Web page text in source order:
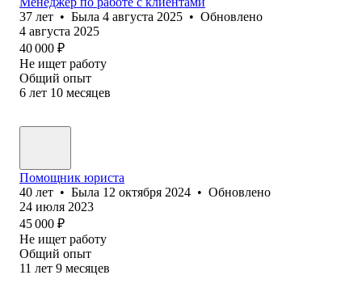
37 лет • Была 4 августа 2025 • Обновлено
4 августа 2025
40 000 ₽
Не ищет работу
Общий опыт
6 лет 10 месяцев
Помощник юриста
40 лет • Была 12 октября 2024 • Обновлено
24 июля 2023
45 000 ₽
Не ищет работу
Общий опыт
11 лет 9 месяцев